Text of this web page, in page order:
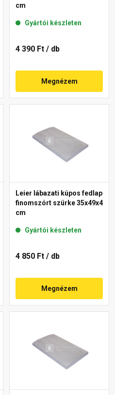
cm
Gyártói készleten
4 390 Ft / db
Megnézem
Leier lábazati kúpos fedlap
finomszórt szürke 35x49x4
cm
Gyártói készleten
4 850 Ft / db
Megnézem